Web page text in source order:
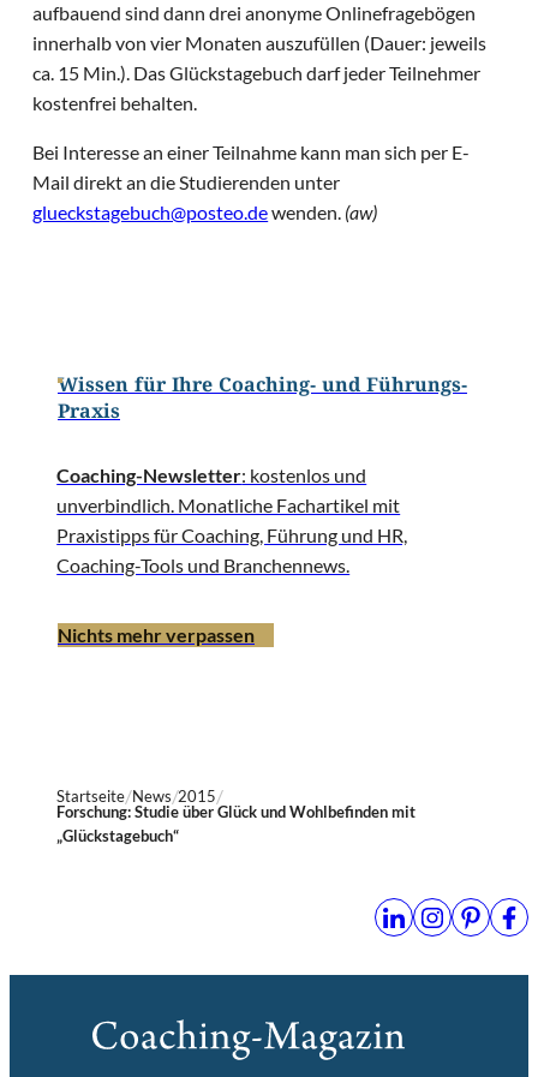
aufbauend sind dann drei anonyme Onlinefragebögen
innerhalb von vier Monaten auszufüllen (Dauer: jeweils
ca. 15 Min.). Das Glückstagebuch darf jeder Teilnehmer
kostenfrei behalten.
Bei Interesse an einer Teilnahme kann man sich per E-
Mail direkt an die Studierenden unter
glueckstagebuch@posteo.dewenden. (aw)
Wissen für Ihre Coaching- und Führungs-
Praxis
Coaching-Newsletter: kostenlos und
unverbindlich. Monatliche Fachartikel mit
Praxistipps für Coaching, Führung und HR,
Coaching-Tools und Branchennews.
Nichts mehr verpassen
Startseite News 2015
Forschung: Studie über Glück und Wohlbefinden mit
„Glückstagebuch“